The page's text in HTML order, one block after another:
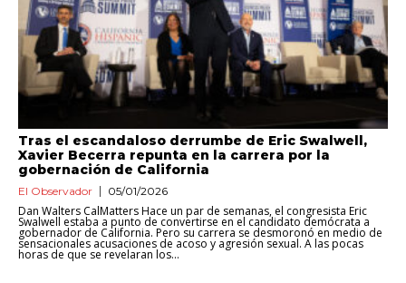
Tras el escandaloso derrumbe de Eric Swalwell,
Xavier Becerra repunta en la carrera por la
gobernación de California
El Observador 05/01/2026
Dan Walters CalMatters Hace un par de semanas, el congresista Eric
Swalwell estaba a punto de convertirse en el candidato demócrata a
gobernador de California. Pero su carrera se desmoronó en medio de
sensacionales acusaciones de acoso y agresión sexual. A las pocas
horas de que se revelaran los...